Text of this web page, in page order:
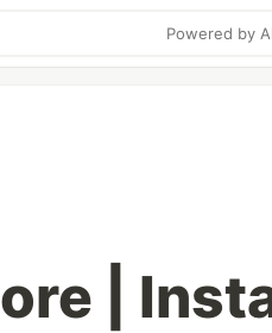
Powered by
|